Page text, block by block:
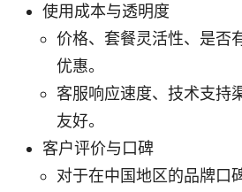
使用成本与透明度
价格、套餐灵活性、是否
优惠。
客服响应速度、技术支持
友好。
客户评价与口碑
对于在中国地区的品牌口